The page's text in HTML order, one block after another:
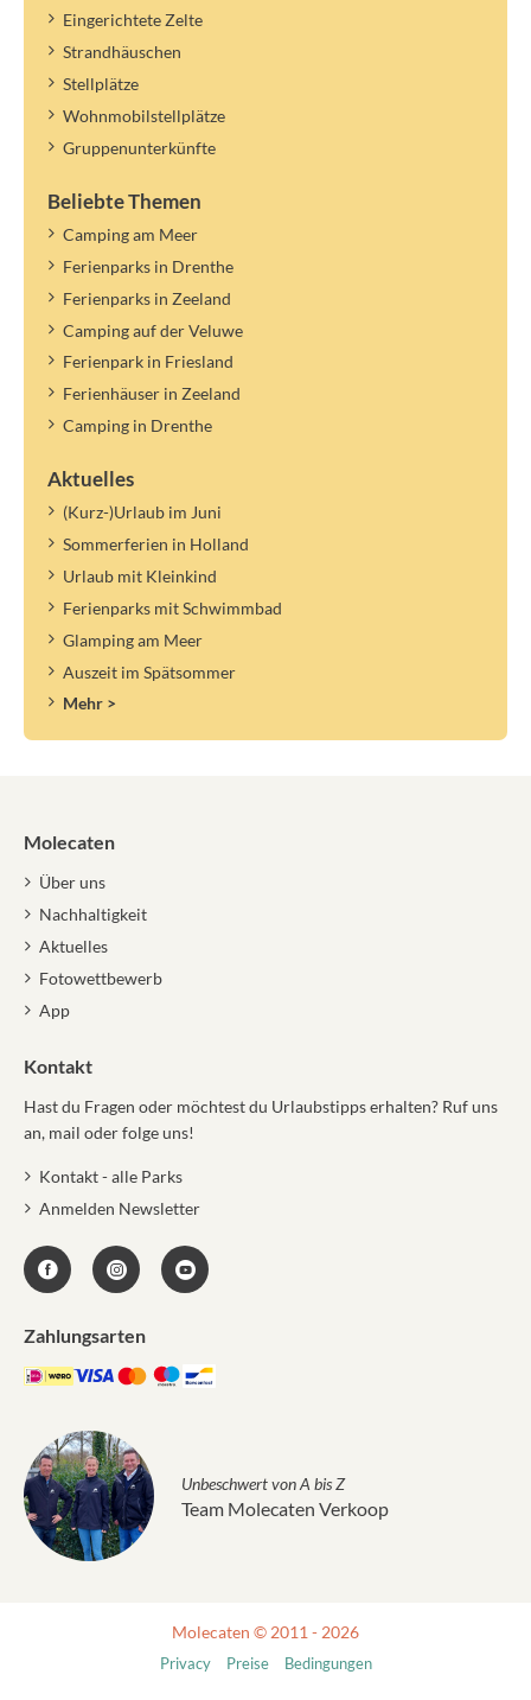
Eingerichtete Zelte
Strandhäuschen
Stellplätze
Wohnmobilstellplätze
Gruppenunterkünfte
Beliebte Themen
Camping am Meer
Ferienparks in Drenthe
Ferienparks in Zeeland
Camping auf der Veluwe
Ferienpark in Friesland
Ferienhäuser in Zeeland
Camping in Drenthe
Aktuelles
(Kurz-)Urlaub im Juni
Sommerferien in Holland
Urlaub mit Kleinkind
Ferienparks mit Schwimmbad
Glamping am Meer
Auszeit im Spätsommer
Mehr >
Molecaten
Über uns
Nachhaltigkeit
Aktuelles
Fotowettbewerb
App
Kontakt
Hast du Fragen oder möchtest du Urlaubstipps erhalten? Ruf uns
an, mail oder folge uns!
Kontakt - alle Parks
Anmelden Newsletter
Zahlungsarten
Unbeschwert von A bis Z
Team Molecaten Verkoop
Molecaten © 2011 - 2026
Privacy Preise Bedingungen